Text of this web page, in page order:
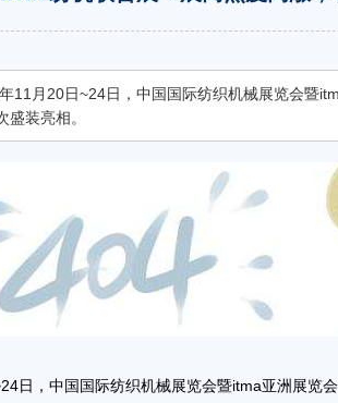
11月20日~24日，中国国际纺织机械展览会暨
装亮相。
，中国国际纺织机械展览会暨itma亚洲展览